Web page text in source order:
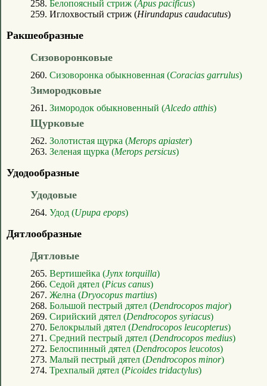
258. Белопоясный стриж (Apus pacificus)
259. Иглохвостый стриж (Hirundapus caudacutus)
Ракшеобразные
Сизоворонковые
260. Сизоворонка обыкновенная (Coracias garrulus)
Зимородковые
261. Зимородок обыкновенный (Alcedo atthis)
Щурковые
262. Золотистая щурка (Merops apiaster)
263. Зеленая щурка (Merops persicus)
Удодообразные
Удодовые
264. Удод (Upupa epops)
Дятлообразные
Дятловые
265. Вертишейка (Jynx torquilla)
266. Седой дятел (Picus canus)
267. Желна (Dryocopus martius)
268. Большой пестрый дятел (Dendrocopos major)
269. Сирийский дятел (Dendrocopos syriacus)
270. Белокрылый дятел (Dendrocopos leucopterus)
271. Средний пестрый дятел (Dendrocopos medius)
272. Белоспинный дятел (Dendrocopos leucotos)
273. Малый пестрый дятел (Dendrocopos minor)
274. Трехпалый дятел (Picoides tridactylus)